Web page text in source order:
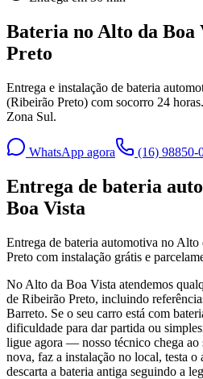
Bateria no Alto da Boa
Preto
Entrega e instalação de bateria
(Ribeirão Preto) com socorro 24
Zona Sul.
WhatsApp agora (16) 98850-
Entrega de bateria
Boa Vista
Entrega de bateria automotiva no
Preto com instalação grátis e
No Alto da Boa Vista atendemos
de Ribeirão Preto, incluindo
Barreto. Se o seu carro está com
dificuldade para dar partida ou
ligue agora — nosso técnico chega ao
nova, faz a instalação no local, testa o
descarta a bateria antiga seguindo a